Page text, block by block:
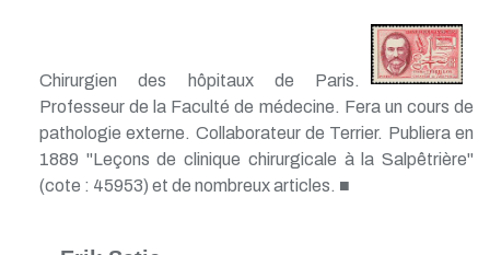
Chirurgien des hôpitaux de Paris.
Professeur de la Faculté de médecine. Fera un cours de
pathologie externe. Collaborateur de Terrier. Publiera en
1889 "Leçons de clinique chirurgicale à la Salpêtrière"
(cote : 45953) et de nombreux articles. ■